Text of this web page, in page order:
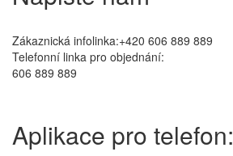
Zákaznická infolinka:+420 606 889 889
Telefonní linka pro objednání:
606 889 889
Aplikace pro telefon: